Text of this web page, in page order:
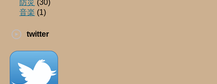
防災 (30)
音楽 (1)
twitter